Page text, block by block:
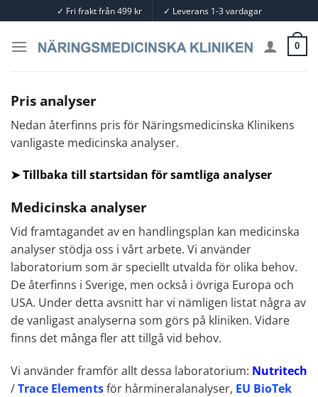
to
content
✓ Fri frakt från 499 kr ✓ Leverans 1-3 vardagar
0
Pris analyser
Nedan återfinns pris för Näringsmedicinska Klinikens
vanligaste medicinska analyser.
➤Tillbaka till startsidan för samtliga analyser
Medicinska analyser
Vid framtagandet av en handlingsplan kan medicinska
analyser stödja oss i vårt arbete. Vi använder
laboratorium som är speciellt utvalda för olika behov.
De återfinns i Sverige, men också i övriga Europa och
USA. Under detta avsnitt har vi nämligen listat några av
de vanligast analyserna som görs på kliniken. Vidare
finns det många fler att tillgå vid behov.
Vi använder framför allt dessa laboratorium: Nutritech
/Trace Elementsför hårmineralanalyser, EU BioTek